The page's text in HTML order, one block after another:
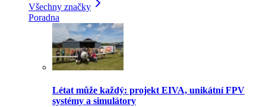
Všechny značky
Poradna
Létat může každý: projekt EIVA, unikátní FPV
systémy a simulátory